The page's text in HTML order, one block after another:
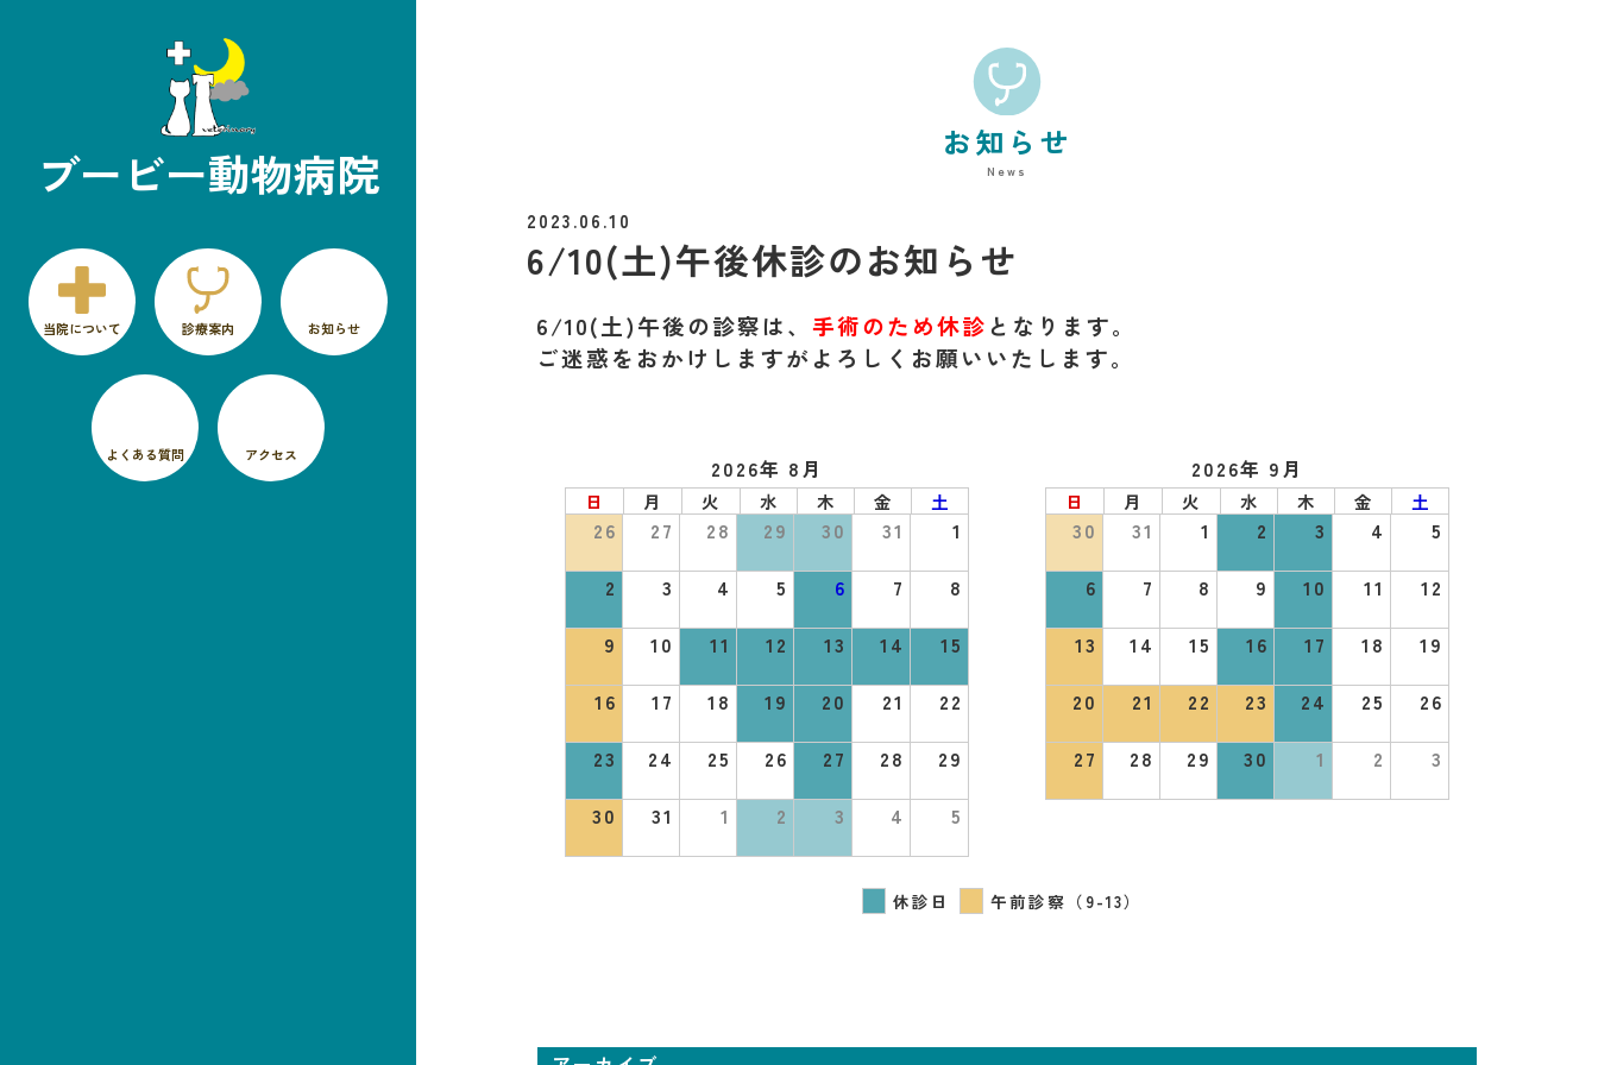
ブービー動物病院
当院について 診療案内 お知らせ
よくある質問 アクセス
お知らせ
News
2023.06.10
6/10(土)午後休診のお知らせ
6/10(土)午後の診察は、 手術のため休診となります。
ご迷惑をおかけしますがよろしくお願いいたします。
2026年 8月
日 月 火 水 木 金 土
26 27 28 29 30 31
1
2
3 4 5 6 7
8
9
10 11 12 13 14
15
16
17 18 19 20 21
22
23
24 25 26 27 28
29
30
31 1 2 3 4 5
2026年 9月
日 月 火 水 木 金 土
30 31 1 2 3 4
5
6
7 8 9 10 11
12
13
14 15 16 17 18
19
20
21 22 23 24 25
26
27
28 29 30 1 2 3
休診日 午前診察（9-13）